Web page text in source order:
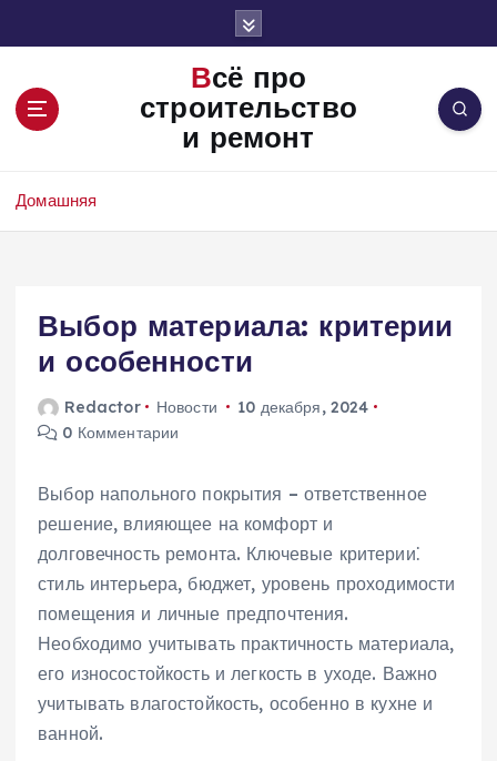
Всё про
строительство
и ремонт
Домашняя
Выбор материала: критерии
и особенности
Redactor Новости
10 декабря, 2024
0 Комментарии
Выбор напольного покрытия – ответственное
решение, влияющее на комфорт и
долговечность ремонта. Ключевые критерии⁚
стиль интерьера, бюджет, уровень проходимости
помещения и личные предпочтения.
Необходимо учитывать практичность материала,
его износостойкость и легкость в уходе. Важно
учитывать влагостойкость, особенно в кухне и
ванной.